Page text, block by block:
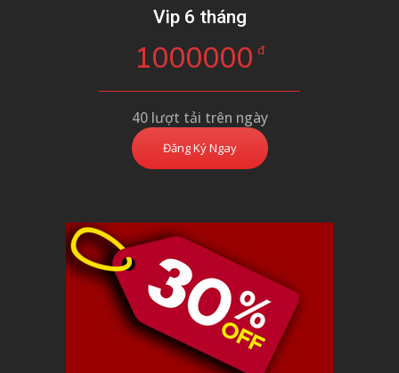
Vip 6 tháng
1000000 đ
40 lượt tải trên ngày
Đăng Ký Ngay